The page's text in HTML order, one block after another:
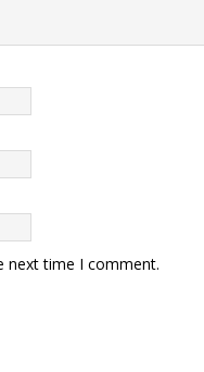
next time I comment.